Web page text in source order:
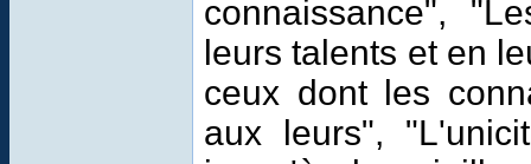
connaissance",
leurs talents et en
ceux dont les
aux leurs",